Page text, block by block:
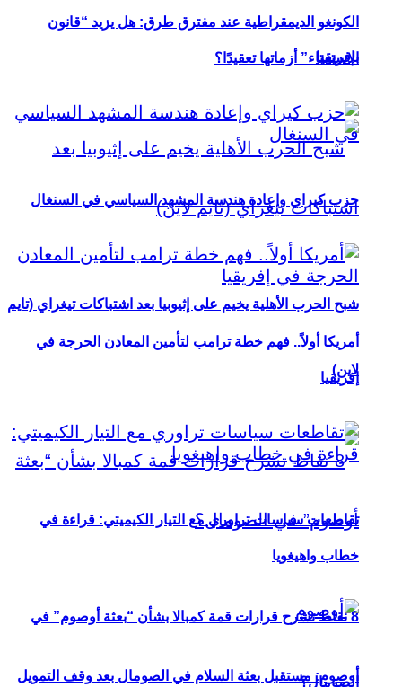
بإفريقيا
شبح الحرب الأهلية يخيم على إثيوبيا بعد اشتباكات تيغراي (تايم
لاين)
8 نقاط تشرح قرارات قمة كمبالا بشأن “بعثة أوصوم” في
الصومال؟
الكونغو الديمقراطية عند مفترق طرق: هل يزيد “قانون
الاستفتاء” أزماتها تعقيدًا؟
حزب كيراي وإعادة هندسة المشهد السياسي في السنغال
أمريكا أولاً.. فهم خطة ترامب لتأمين المعادن الحرجة في
إفريقيا
تقاطعات سياسات تراوري مع التيار الكيميتي: قراءة في
خطاب واهيغويا
أوصوم: مستقبل بعثة السلام في الصومال بعد وقف التمويل